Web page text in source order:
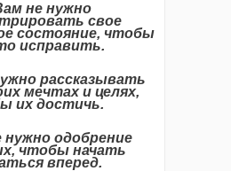
не нужно
свое
состояние, чтобы
исправить.
рассказывать
мечтах и целях,
их достичь.
одобрение
чтобы начать
вперед.